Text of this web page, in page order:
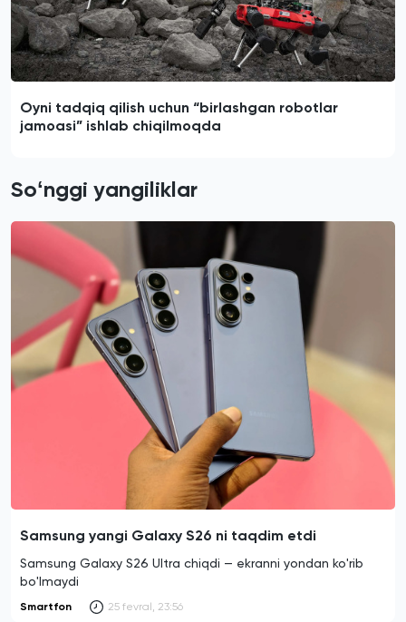
Oyni tadqiq qilish uchun “birlashgan robotlar
jamoasi” ishlab chiqilmoqda
Soʻnggi yangiliklar
Samsung yangi Galaxy S26 ni taqdim etdi
Samsung Galaxy S26 Ultra chiqdi — ekranni yondan ko'rib
bo'lmaydi
Smartfon 25 fevral, 23:56